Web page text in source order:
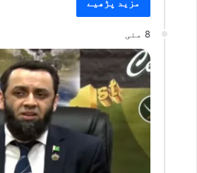
مزید پڑھیے
8 مئی